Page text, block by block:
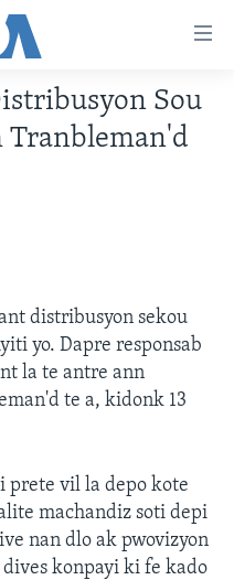
Sou
Tranbleman'd
distribusyon sekou
yo. Dapre responsab
la te antre ann
te a, kidonk 13
prete vil la depo kote
machandiz soti depi
nan dlo ak pwovizyon
konpayi ki fe kado